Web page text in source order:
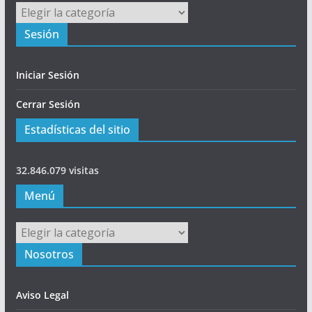
Principal
Sesión
Iniciar Sesión
Cerrar Sesión
Estadísticas del sitio
32.846.079 visitas
Menú
Menú
Nosotros
Aviso Legal